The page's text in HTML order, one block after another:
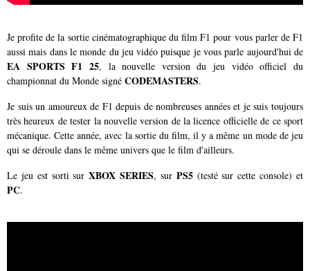
Je profite de la sortie cinématographique du film F1 pour vous parler de F1
aussi mais dans le monde du jeu vidéo puisque je vous parle aujourd'hui de
EA SPORTS F1 25, la nouvelle version du jeu vidéo officiel du
championnat du Monde signé CODEMASTERS.
Je suis un amoureux de F1 depuis de nombreuses années et je suis toujours
très heureux de tester la nouvelle version de la licence officielle de ce sport
mécanique. Cette année, avec la sortie du film, il y a même un mode de jeu
qui se déroule dans le même univers que le film d'ailleurs.
Le jeu est sorti surXBOX SERIES, sur PS5(testé sur cette console) et
PC.